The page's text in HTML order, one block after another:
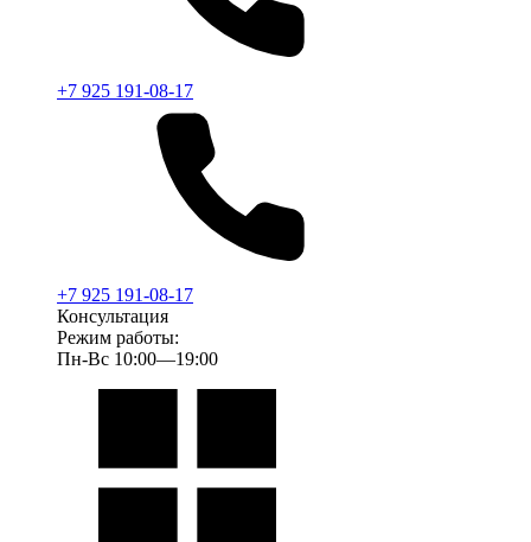
+7 925 191-08-17
+7 925 191-08-17
Консультация
Режим работы:
Пн-Вс 10:00—19:00